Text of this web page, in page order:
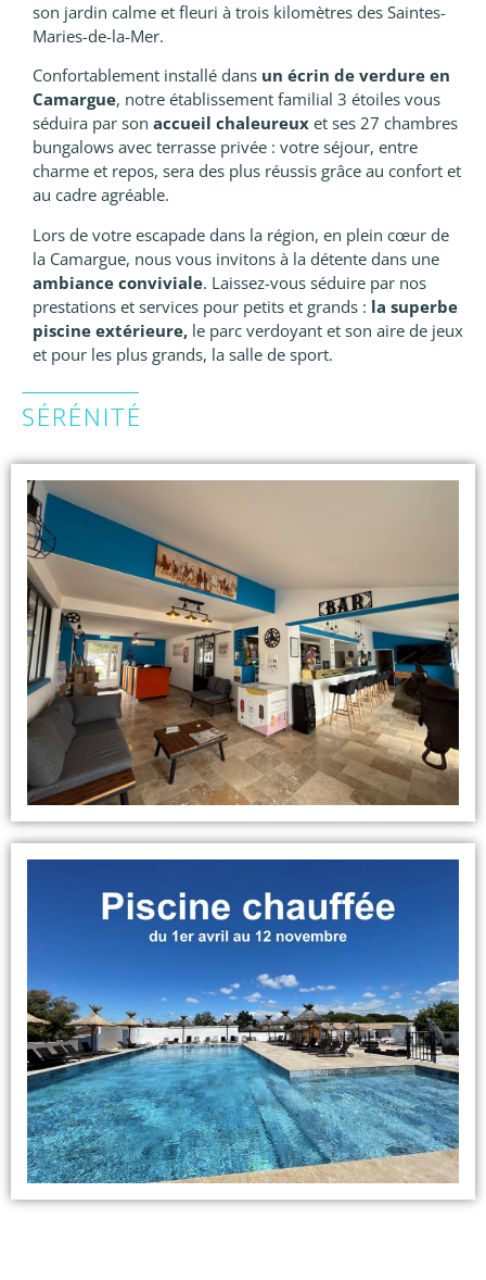
son jardin calme et fleuri à trois kilomètres des Saintes-
Maries-de-la-Mer.
Confortablement installé dans un écrin de verdure en
Camargue, notre établissement familial 3 étoiles vous
séduira par son accueil chaleureux et ses 27 chambres
bungalows avec terrasse privée : votre séjour, entre
charme et repos, sera des plus réussis grâce au confort et
au cadre agréable.
Lors de votre escapade dans la région, en plein cœur de
la Camargue, nous vous invitons à la détente dans une
ambiance conviviale. Laissez-vous séduire par nos
prestations et services pour petits et grands : la superbe
piscine extérieure, le parc verdoyant et son aire de jeux
et pour les plus grands, la salle de sport.
SÉRÉNITÉ